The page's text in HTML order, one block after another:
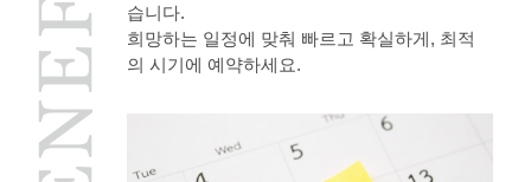
습니다.
희망하는 일정에 맞춰 빠르고 확실하게, 최적
의 시기에 예약하세요.